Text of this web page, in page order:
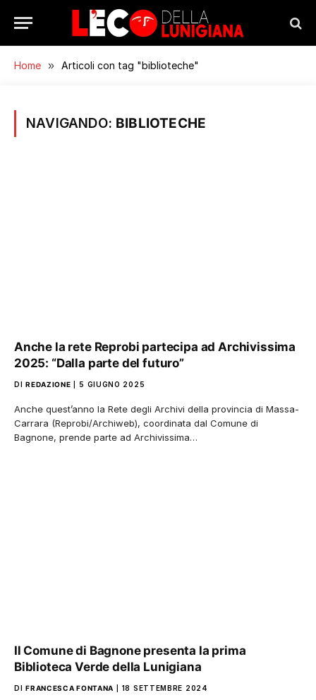
Home » Articoli con tag "biblioteche"
NAVIGANDO: BIBLIOTECHE
Anche la rete Reprobi partecipa ad Archivissima
2025: “Dalla parte del futuro”
DI REDAZIONE 5 GIUGNO 2025
Anche quest’anno la Rete degli Archivi della provincia di Massa-
Carrara (Reprobi/Archiweb), coordinata dal Comune di
Bagnone, prende parte ad Archivissima…
Il Comune di Bagnone presenta la prima
Biblioteca Verde della Lunigiana
DI FRANCESCA FONTANA 18 SETTEMBRE 2024